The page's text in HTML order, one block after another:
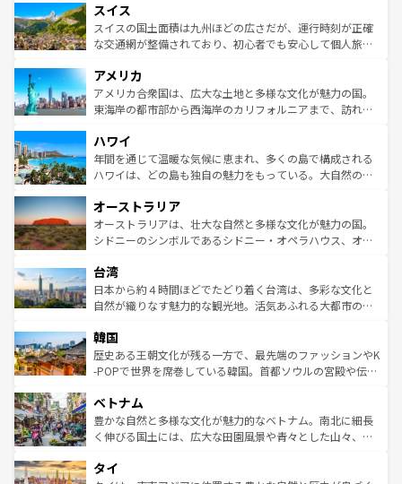
れる地方に足を運ぶとそれぞれで全く異なる文化を体験で
きるだろう。 なお、新着のフランス情報はコンテンツ一覧
を参照してほしい。
は、お酒好きな人にはぜひ体験してほしい。 なお、新着の
ドイツ情報はコンテンツ一覧を参照してほしい。
リアごとに異なる魅力がある。また、優雅なアフタヌーン
ティー、ビール好きにはたまらない英国パブ、サッカー観
戦など、本場だからこそできる体験も豊富。イギリスを旅
ンツ一覧を参照してほしい。
スイス
スイスの国土面積は九州ほどの広さだが、運行時刻が正確
な交通網が整備されており、初心者でも安心して個人旅行
の建物がそのまま残る町や、スイスならではのユニークな
博物館もあり、アルプス観光だけでなく町歩きも満喫する
ことができる。国民の所得が高いため物価も高いが、旅行
ば市内交通費無料で観光を楽しむこともできる。 なお、新
着のスイス情報はコンテンツ一覧 を参照してほしい。
アメリカ
アメリカ合衆国は、広大な土地と多様な文化が魅力の国。
東海岸の都市部から西海岸のカリフォルニアまで、訪れる
のような巨大都市は、観光、ショッピング、エンターテイ
ンメントが詰まった刺激的なスポットだ。一方、アメリカ
西部には大自然が広がり、グランドキャニオンやイエロー
部のニューオーリンズでは、音楽と美食が融合した独特の
文化が魅力。旅行者はアメリカの各地域で異なる魅力を楽
しみながら、その多様性と豊かな歴史を感じることができ
ならではの贅沢な旅のスタイルだ。 なお、新着のアメリカ
情報はコンテンツ一覧を参照してほしい。
ハワイ
年間を通じて温暖な気候に恵まれ、多くの島で構成される
ハワイは、どの島も独自の魅力をもっている。大自然の神
ワイ島は見逃せない。また、定番の観光地といえばオアフ
島だが、静かな自然を求めるならマウイ島やカウアイ島が
おすすめ。エメラルドグリーンに輝く海をはじめ、豊かな
れるおもてなしの心で訪れる人々を迎えてくれるハワイの
人々、おいしいローカルフードやハワイアンミュージッ
ク、伝統的なフラダンスなど、すべてがハワイの魅力を彩
ワイを、存分に味わってほしい。 なお、新着のハワイ情報
はコンテンツ一覧を参照してほしい。
オーストラリア
オーストラリアは、壮大な自然と多様な文化が魅力の国。
シドニーのシンボルであるシドニー・オペラハウス、オー
リアリーフや大陸中央部にそびえるウルル（エアーズロッ
ク）、タスマニアの美しい原生林やケアンズの熱帯雨林な
ど、見どころがたくさん。また、カフェやワイン、オージ
いる。アクティビティも充実しており、サーフィンやダイ
ビング、ハイキングなど、アウトドア好きにはたまらな
い。オーストラリアの多彩な魅力を存分に味わいつくそ
参照してほしい。
台湾
日本から約４時間ほどでたどり着く台湾は、多彩な文化と
自然が織りなす魅力的な観光地。活気あふれる大都市の台
ン）、静ひつな山岳地帯である台湾東部など、都市の喧騒
と山間の静けさが共存しており、訪れる人に新しい発見と
驚きをもたらしてくれる。また、奥深い台湾の食文化も魅
容にもいいと評判のスイーツなど、バラエティ豊かな料理
が味わえる。 なお、新着の台湾情報は コンテンツ一覧を参
照してほしい。
韓国
歴史ある王朝文化が残る一方で、最先端のファッションやK
-POPで世界を席巻している韓国。首都ソウルの宮殿や伝統
き、地方に足を延ばせば四季折々の自然美を楽しむことが
できる。そして、キムチや焼肉、絶品のストリートフード
まで、さまざまな韓国料理が待っている。夜には、韓国な
リティに包まれながら、韓国の多彩な魅力を心ゆくまで味
ベトナム
豊かな自然と多様な文化が魅力的なベトナム。南北に細長
く伸びる国土には、広大な田園風景や青々とした山々、世
急速な発展と共に伝統が息づく。ハノイの古い町並みやホ
タイ